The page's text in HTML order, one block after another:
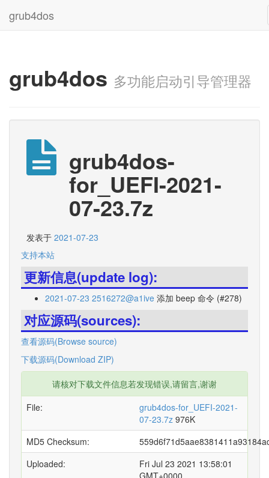
grub4dos
grub4dos 多功能启动引导管理器
grub4dos-
for_UEFI-2021-
07-23.7z
发表于 2021-07-23
支持本站
更新信息(update log):
2021-07-23 2516272@a1ive 添加 beep 命令 (#278)
对应源码(sources):
查看源码(Browse source)
下载源码(Download ZIP)
请核对下载文件信息若发现错误,请留言,谢谢
File:
grub4dos-for_UEFI-2021-
07-23.7z 976K
MD5 Checksum:
Uploaded:
Fri Jul 23 2021 13:58:01
GMT+0000